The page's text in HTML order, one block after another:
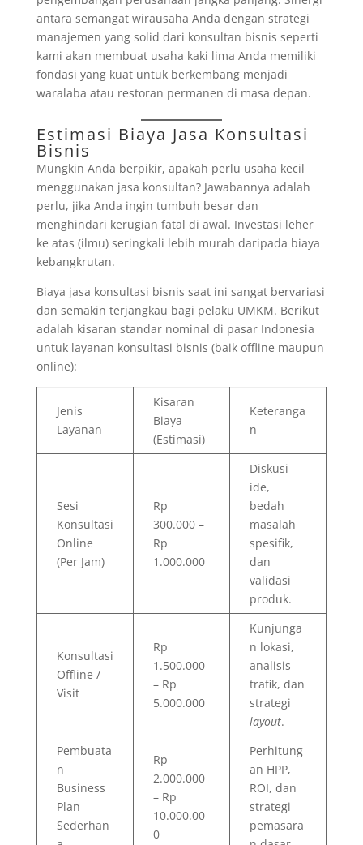
antara semangat wirausaha Anda dengan strategi
manajemen yang solid dari konsultan bisnis seperti
kami akan membuat usaha kaki lima Anda memiliki
fondasi yang kuat untuk berkembang menjadi
waralaba atau restoran permanen di masa depan.
Estimasi Biaya Jasa Konsultasi
Bisnis
Mungkin Anda berpikir, apakah perlu usaha kecil
menggunakan jasa konsultan? Jawabannya adalah
perlu, jika Anda ingin tumbuh besar dan
menghindari kerugian fatal di awal. Investasi leher
ke atas (ilmu) seringkali lebih murah daripada biaya
kebangkrutan.
Biaya jasa konsultasi bisnis saat ini sangat bervariasi
dan semakin terjangkau bagi pelaku UMKM. Berikut
adalah kisaran standar nominal di pasar Indonesia
untuk layanan konsultasi bisnis (baik offline maupun
online):
Jenis
Layanan
Kisaran
Biaya
(Estimasi)
Keteranga
n
Sesi
Konsultasi
Online
(Per Jam)
Rp
300.000 –
Rp
1.000.000
Diskusi
ide,
bedah
masalah
spesifik,
dan
validasi
produk.
Konsultasi
Offline /
Visit
Rp
1.500.000
– Rp
5.000.000
Kunjunga
n lokasi,
analisis
trafik, dan
strategi
layout.
Pembuata
n
Business
Plan
Sederhan
Rp
2.000.000
– Rp
10.000.00
0
Perhitung
an HPP,
ROI, dan
strategi
pemasara